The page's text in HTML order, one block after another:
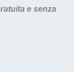
e senza